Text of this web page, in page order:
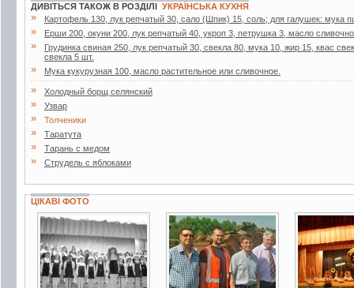
ДИВІТЬСЯ ТАКОЖ В РОЗДІЛІ УКРАЇНСЬКА КУХНЯ
» Картофель 130, лук репчатый 30, сало (Шпик) 15, соль; для галушек: мука
» Ерши 200, окуни 200, лук репчатый 40, укроп 3, петрушка 3, масло
»
Грудинка свиная 250, лук репчатый 30, свекла 80, мука 10, жир 15, квас
свекла 5 шт.
» Мука кукурузная 100, масло растительное или сливочное.
» Холодный борщ селянский
» Узвар
» Толченики
» Таратута
» Тарань с медом
» Струдель с яблоками
ЦІКАВІ ФОТО
3 фото 3 фото 5 фото